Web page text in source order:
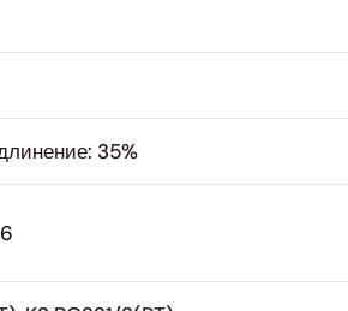
35%